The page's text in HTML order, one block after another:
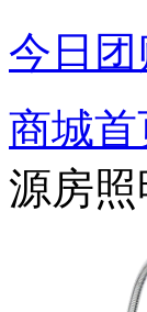
今日团
商城首
源房